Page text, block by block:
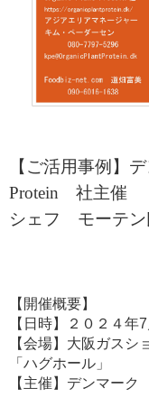
【ご活用事例】
Protein 社主催
シェフ モーテン
【開催概要】
【日時】２０２４
【会場】大阪ガス
「ハグホール」
【主催】デンマー